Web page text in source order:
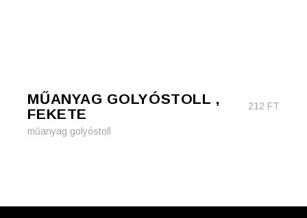
MŰANYAG GOLYÓSTOLL ,
FEKETE
212 FT
műanyag golyóstoll